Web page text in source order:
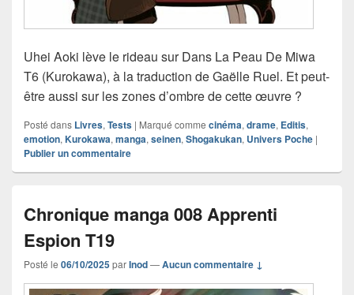
Uhei Aoki lève le rideau sur Dans La Peau De Miwa
T6 (Kurokawa), à la traduction de Gaëlle Ruel. Et peut-
être aussi sur les zones d’ombre de cette œuvre ?
Posté dans Livres, Tests | Marqué comme cinéma, drame, Editis,
emotion, Kurokawa, manga, seinen, Shogakukan, Univers Poche |
Publier un commentaire
Chronique manga 008 Apprenti
Espion T19
Posté le 06/10/2025parInod—Aucun commentaire ↓